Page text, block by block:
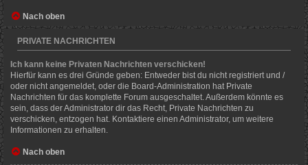
Nach oben
PRIVATE NACHRICHTEN
Ich kann keine Privaten Nachrichten verschicken!
Hierfür kann es drei Gründe geben: Entweder bist du nicht registriert und /
oder nicht angemeldet, oder die Board-Administration hat Private
Nachrichten für das komplette Forum ausgeschaltet. Außerdem könnte es
sein, dass der Administrator dir das Recht, Private Nachrichten zu
verschicken, entzogen hat. Kontaktiere einen Administrator, um weitere
Informationen zu erhalten.
Nach oben